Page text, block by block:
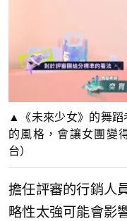
▲《未來少女》的舞蹈
的風格，會讓女團變
台）
擔任評審的行銷人
略性太強可能會影